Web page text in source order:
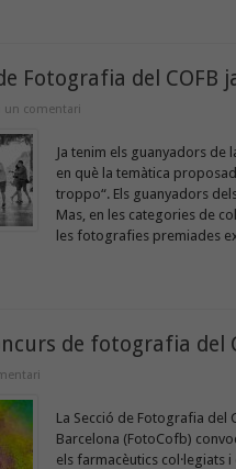
Fotografia del COFB
un comentari
Ja tenim els guanyadors de
en què la temàtica
troppo“. Els guanyadors
Mas, en les categories de
les fotografies premiades
de fotografia del
La Secció de Fotografia del
Barcelona (FotoCofb)
els farmacèutics col·legiats